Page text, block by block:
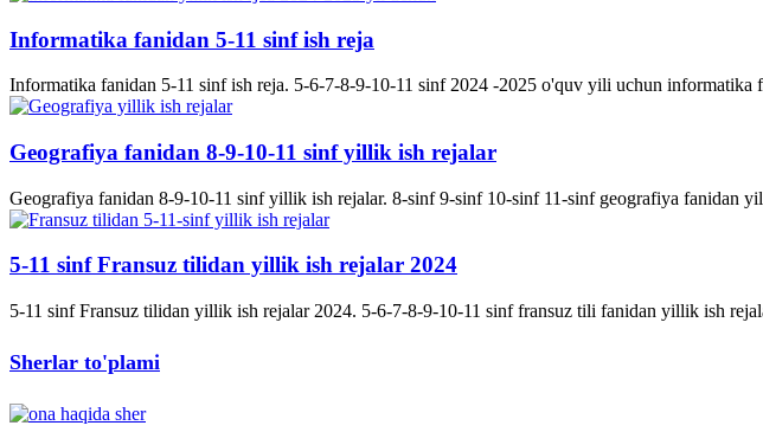
Informatika fanidan 5-11 sinf ish reja
Informatika fanidan 5-11 sinf ish reja. 5-6-7-8-9-10-11 sinf 2024 -2025 o'quv yili uchun
Geografiya fanidan 8-9-10-11 sinf yillik ish rejalar
Geografiya fanidan 8-9-10-11 sinf yillik ish rejalar. 8-sinf 9-sinf 10-sinf 11-sinf geografiya
5-11 sinf Fransuz tilidan yillik ish rejalar 2024
5-11 sinf Fransuz tilidan yillik ish rejalar 2024. 5-6-7-8-9-10-11 sinf fransuz tili fanidan yillik ish
Sherlar to'plami